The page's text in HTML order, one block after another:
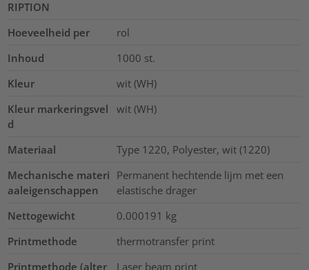
RIPTION
Hoeveelheid per
rol
Inhoud
1000 st.
Kleur
wit (WH)
Kleur markeringsvel
d
wit (WH)
Materiaal
Type 1220, Polyester, wit (1220)
Mechanische materi
aaleigenschappen
Permanent hechtende lijm met een
elastische drager
Nettogewicht
0.000191 kg
Printmethode
thermotransfer print
Printmethode (alter
Laser beam print